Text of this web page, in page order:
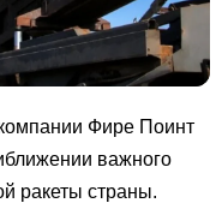
Фире Поинт
важного
ракеты страны.